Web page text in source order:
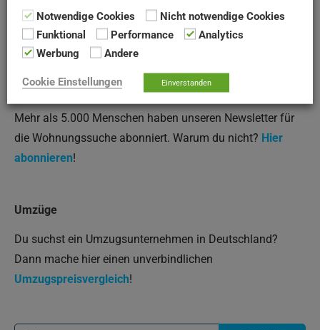
Hier deineSCHUFA-Bonitätsauskunftfür Vermieter online
bei derSCHUFA anfordern!
Newsletter
Mehr als 5.000 Menschen haben unseren Newsletter für
die Wohnungssuche abonniert. Warum du nicht? Hier
abonnieren!
Umzüge
Du suchst ein Umzugsunternehmen in Deutschland?
Dann mache hier einen unverbindlichen
Umzugspreisvergleich!
Notwendige Cookies
Nicht notwendige Cookies
Funktional
Performance
Analytics
Werbung
Andere
Cookie Einstellungen Einverstanden